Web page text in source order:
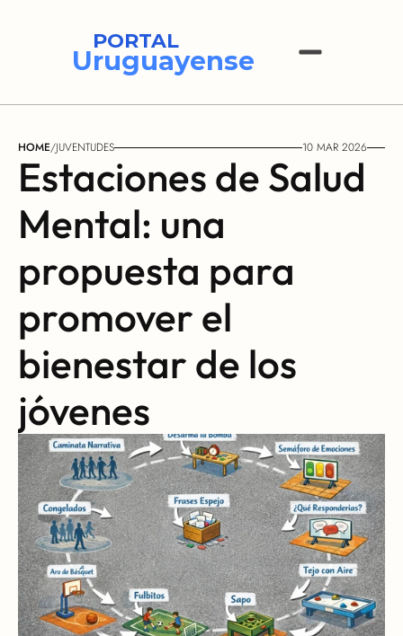
PORTAL
Uruguayense
HOME/JUVENTUDES 10 MAR 2026
Estaciones de Salud
Mental: una
propuesta para
promover el
bienestar de los
jóvenes